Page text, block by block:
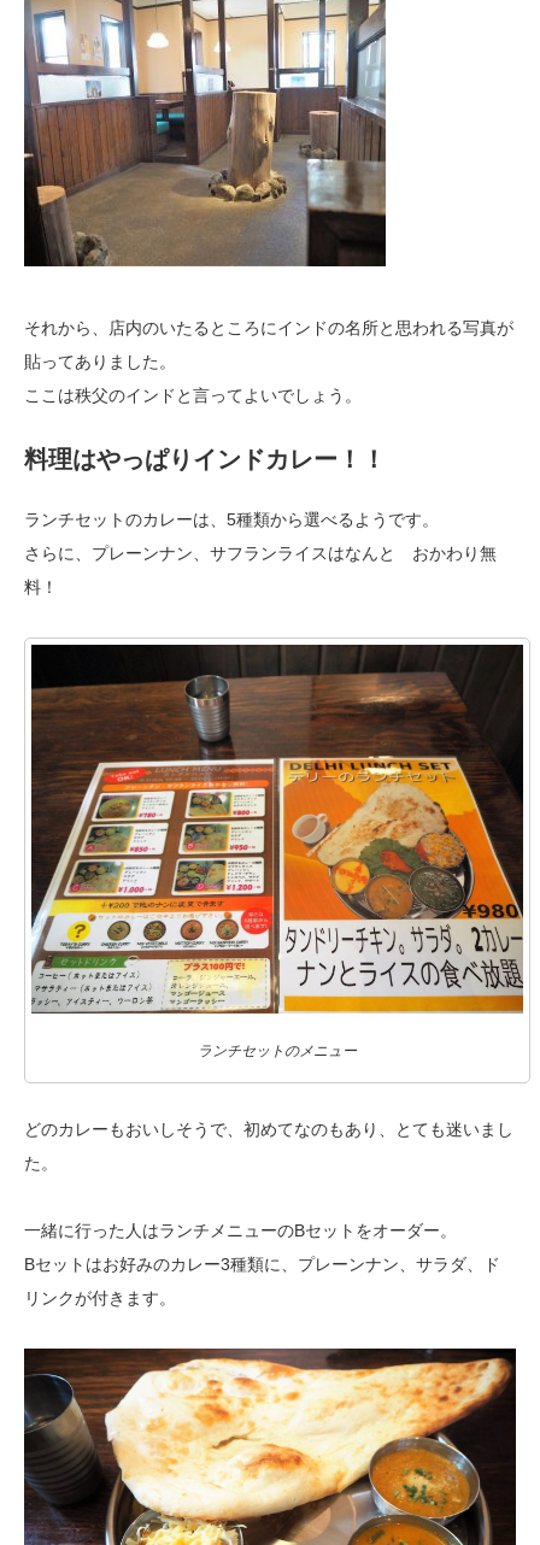
それから、店内のいたるところにインドの名所と思われる写真が
貼ってありました。
ここは秩父のインドと言ってよいでしょう。
料理はやっぱりインドカレー！！
ランチセットのカレーは、5種類から選べるようです。
さらに、プレーンナン、サフランライスはなんと おかわり無
料！
ランチセットのメニュー
どのカレーもおいしそうで、初めてなのもあり、とても迷いまし
た。
一緒に行った人はランチメニューのBセットをオーダー。
Bセットはお好みのカレー3種類に、プレーンナン、サラダ、ド
リンクが付きます。